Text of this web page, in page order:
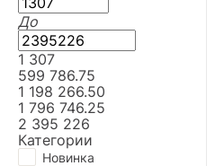
До
1 307
599 786.75
1 198 266.50
1 796 746.25
2 395 226
Категории
Новинка